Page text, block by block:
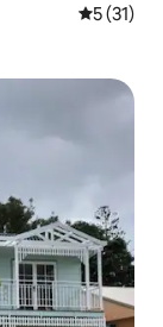
5 (31)